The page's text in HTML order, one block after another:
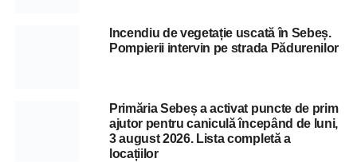
Incendiu de vegetație uscată în Sebeș.
Pompierii intervin pe strada Pădurenilor
Primăria Sebeș a activat puncte de prim
ajutor pentru caniculă începând de luni,
3 august 2026. Lista completă a
locațiilor